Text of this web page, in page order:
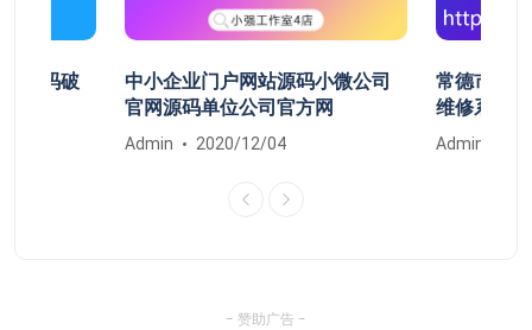
密码破
中小企业门户网站源码小微公司
官网源码单位公司官方网
Admin 2020/12/04
常德市鼎
维修系统
Admin
- 赞助广告 -